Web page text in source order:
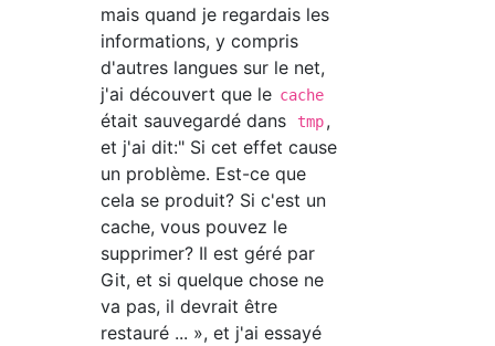
mais quand je regardais les
informations, y compris
d'autres langues sur le net,
j'ai découvert que le cache
était sauvegardé dans tmp,
et j'ai dit:" Si cet effet cause
un problème. Est-ce que
cela se produit? Si c'est un
cache, vous pouvez le
supprimer? Il est géré par
Git, et si quelque chose ne
va pas, il devrait être
restauré ... », et j'ai essayé